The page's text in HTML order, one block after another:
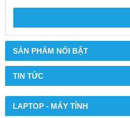
SẢN PHẨM NỔI BẬT
TIN TỨC
LAPTOP - MÁY TÍNH